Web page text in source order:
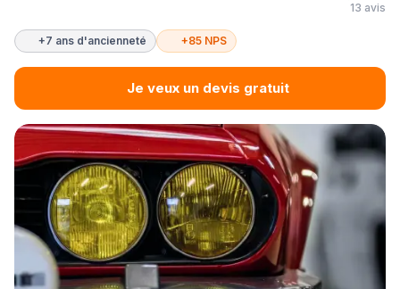
13 avis
+7 ans d'ancienneté +85 NPS
Je veux un devis gratuit